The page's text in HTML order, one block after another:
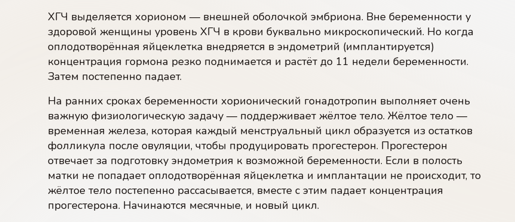
ХГЧ выделяется хорионом — внешней оболочкой эмбриона. Вне беременности у
здоровой женщины уровень ХГЧ в крови буквально микроскопический. Но когда
оплодотворённая яйцеклетка внедряется в эндометрий (имплантируется)
концентрация гормона резко поднимается и растёт до 11 недели беременности.
Затем постепенно падает.
На ранних сроках беременности хорионический гонадотропин выполняет очень
важную физиологическую задачу — поддерживает жёлтое тело. Жёлтое тело —
временная железа, которая каждый менструальный цикл образуется из остатков
фолликула после овуляции, чтобы продуцировать прогестерон. Прогестерон
отвечает за подготовку эндометрия к возможной беременности. Если в полость
матки не попадает оплодотворённая яйцеклетка и имплантации не происходит, то
жёлтое тело постепенно рассасывается, вместе с этим падает концентрация
прогестерона. Начинаются месячные, и новый цикл.